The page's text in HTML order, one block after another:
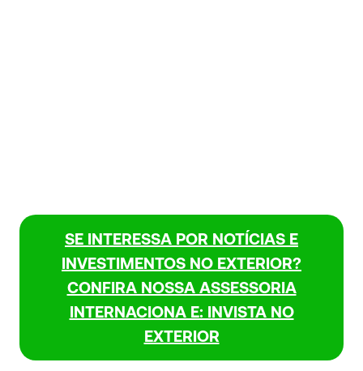
SE INTERESSA POR NOTÍCIAS E
INVESTIMENTOS NO EXTERIOR?
CONFIRA NOSSA ASSESSORIA
INTERNACIONA E: INVISTA NO
EXTERIOR